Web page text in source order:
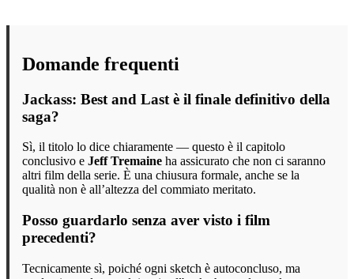
Domande frequenti
Jackass: Best and Last è il finale definitivo della
saga?
Sì, il titolo lo dice chiaramente — questo è il capitolo
conclusivo e Jeff Tremaine ha assicurato che non ci saranno
altri film della serie. È una chiusura formale, anche se la
qualità non è all’altezza del commiato meritato.
Posso guardarlo senza aver visto i film
precedenti?
Tecnicamente sì, poiché ogni sketch è autoconcluso, ma